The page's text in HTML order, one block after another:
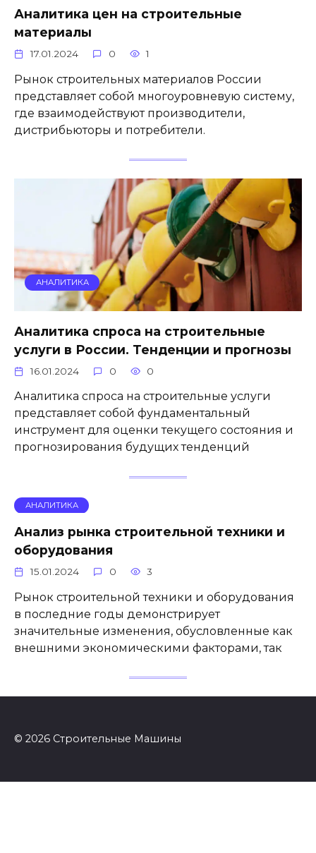
Аналитика цен на строительные
материалы
17.01.2024 0 1
Рынок строительных материалов России
представляет собой многоуровневую систему,
где взаимодействуют производители,
дистрибьюторы и потребители.
АНАЛИТИКА
Аналитика спроса на строительные
услуги в России. Тенденции и прогнозы
16.01.2024 0 0
Аналитика спроса на строительные услуги
представляет собой фундаментальный
инструмент для оценки текущего состояния и
прогнозирования будущих тенденций
АНАЛИТИКА
Анализ рынка строительной техники и
оборудования
15.01.2024 0 3
Рынок строительной техники и оборудования
в последние годы демонстрирует
значительные изменения, обусловленные как
внешними экономическими факторами, так
© 2026 Строительные Машины